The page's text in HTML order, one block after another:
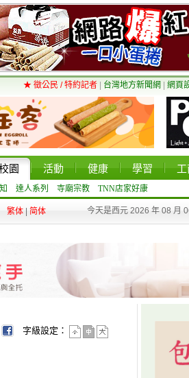
★ 徵公民 / 特約記者 台灣地方新聞網 網頁
園 活動 健康 學習 工
達人系列 寺廟宗教 TNN店家好康
繁体 简体 今天是西元 2026 年 08 月
字級設定：